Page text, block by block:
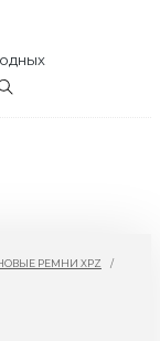
РЕМНИ XPZ /